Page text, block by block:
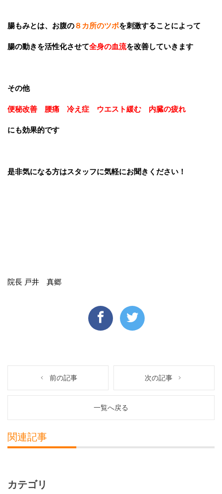
腸もみとは、お腹の８カ所のツボを刺激することによって
腸の動きを活性化させて全身の血流を改善していきます
その他
便秘改善 腰痛 冷え症 ウエスト緩む 内臓の疲れ
にも効果的です
是非気になる方はスタッフに気軽にお聞きください！
院長 戸井 真郷
前の記事 次の記事
一覧へ戻る
関連記事
カテゴリ